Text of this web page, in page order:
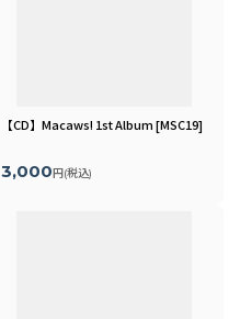
【CD】Macaws! 1st Album[MSC19]
3,000円(税込)